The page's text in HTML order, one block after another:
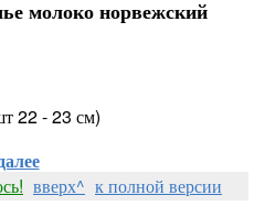
молоко норвежский
22 - 23 см)
вверх^ к полной версии